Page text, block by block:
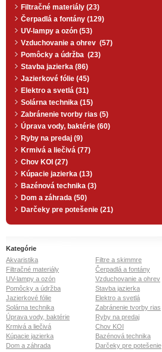
Filtračné materiály (23)
Čerpadlá a fontány (129)
UV-lampy a ozón (53)
Vzduchovanie a ohrev (57)
Pomôcky a údržba (23)
Stavba jazierka (86)
Jazierkové fólie (45)
Elektro a svetlá (31)
Solárna technika (15)
Zabránenie tvorby rias (5)
Úprava vody, baktérie (60)
Ryby na predaj (9)
Krmivá a liečivá (77)
Chov KOI (27)
Kúpacie jazierka (13)
Bazénová technika (3)
Dom a záhrada (50)
Darčeky pre potešenie (21)
Kategórie
Akvaristika
Filtre a skimmre
Filtračné materiály
Čerpadlá a fontány
UV-lampy a ozón
Vzduchovanie a ohrev
Pomôcky a údržba
Stavba jazierka
Jazierkové fólie
Elektro a svetlá
Solárna technika
Zabránenie tvorby rias
Úprava vody, baktérie
Ryby na predaj
Krmivá a liečivá
Chov KOI
Kúpacie jazierka
Bazénová technika
Dom a záhrada
Darčeky pre potešenie